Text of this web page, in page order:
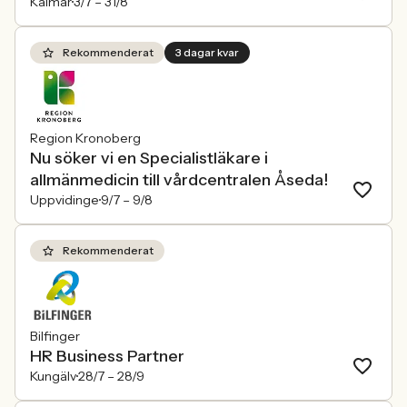
Rekommenderat 3 dagar kvar
Region Kronoberg
Nu söker vi en Specialistläkare i
allmänmedicin till vårdcentralen Åseda!
Uppvidinge 9/7 – 9/8
Rekommenderat
Bilfinger
HR Business Partner
Kungälv28/7 – 28/9